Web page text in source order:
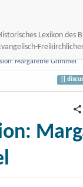
Lexikon des
Margarethe Grimmel